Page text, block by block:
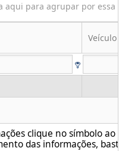
aqui para agrupar por essa
clique no símbolo ao
das informações,
Veículo